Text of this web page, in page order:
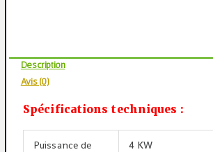
Description
Avis (0)
Spécifications techniques :
Puissance de
4 KW